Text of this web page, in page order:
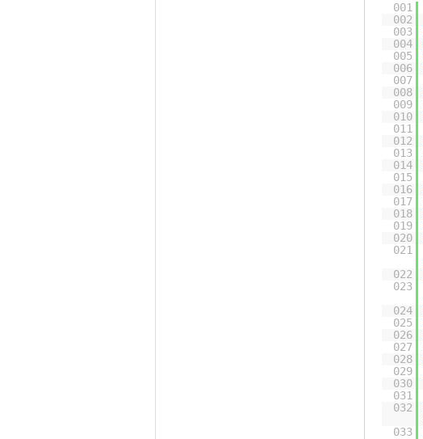
001
002
003
004
005
006
007
008
009
010
011
012
013
014
015
016
017
018
019
020
021
022
023
024
025
026
027
028
029
030
031
032
033